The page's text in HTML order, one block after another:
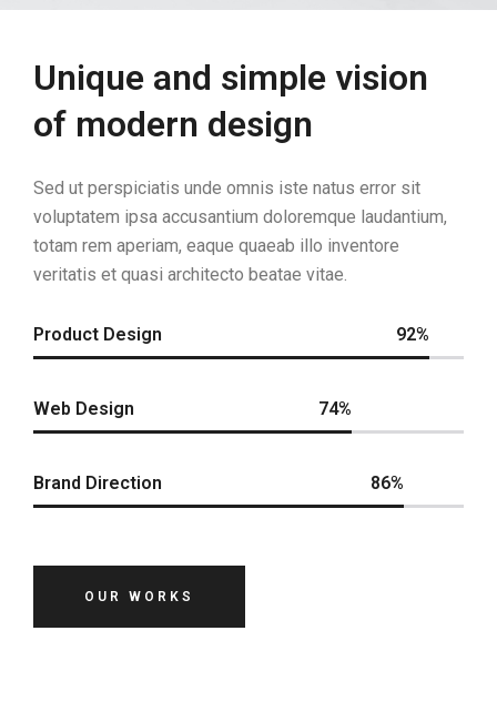
Unique and simple vision
of modern design
Sed ut perspiciatis unde omnis iste natus error sit
voluptatem ipsa accusantium doloremque laudantium,
totam rem aperiam, eaque quaeab illo inventore
veritatis et quasi architecto beatae vitae.
Product Design 92%
Web Design 74%
Brand Direction 86%
OUR WORKS